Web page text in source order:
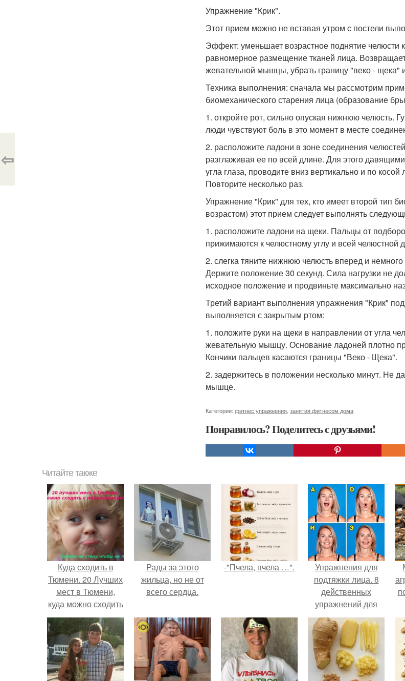
Упражнение "Крик".
Этот прием можно не вставая утром с постели
Эффект: уменьшает возрастное поднятие
равномерное размещение тканей лица.
жевательной мышцы, убрать границу "веко - щека"
Техника выполнения: сначала мы рассмотрим
биомеханического старения лица (образование
1. откройте рот, сильно опуская нижнюю челюсть.
люди чувствуют боль в это момент в месте
2. расположите ладони в зоне соединения
разглаживая ее по всей длине. Для этого
угла глаза, проводите вниз вертикально и по
Повторите несколько раз.
Упражнение "Крик" для тех, кто имеет второй тип
возрастом) этот прием следует выполнять
1. расположите ладони на щеки. Пальцы от
прижимаются к челюстному углу и всей челюстной
2. слегка тяните нижнюю челюсть вперед и
Держите положение 30 секунд. Сила нагрузки не
исходное положение и продвиньте максимально
Третий вариант выполнения упражнения "Крик"
выполняется с закрытым ртом:
1. положите руки на щеки в направлении от угла
жевательную мышцу. Основание ладоней плотно
Кончики пальцев касаются границы "Веко - Щека".
2. задержитесь в положении несколько минут. Не
мышце.
Категории: фитнес упражнения занятия фитнесом дома
Понравилось? Поделитесь с друзьями!
⇦
Читайте также
Куда сходить в
Тюмени. 20 Лучших
мест в Тюмени,
куда можно сходить
с маленьким
ребенком
Рады за этого
жильца, но не от
всего сердца.
-"Пчела, пчела …".
Упражнения для
подтяжки лица. 8
действенных
упражнений для
подтяжки овала
лица.